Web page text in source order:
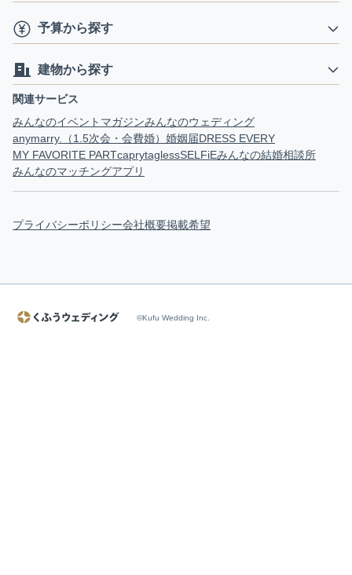
予算から探す
建物から探す
関連サービス
みんなのイベントマガジンみんなのウェディング
anymarry.（1.5次会・会費婚） 婚姻届DRESS EVERY
MY FAVORITE PARTcaprytaglessSELFiEみんなの結婚相談所
みんなのマッチングアプリ
プライバシーポリシー会社概要掲載希望
©Kufu Wedding Inc.